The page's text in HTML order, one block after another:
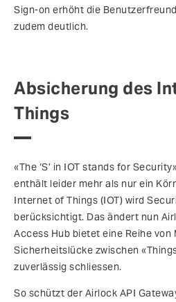
Sign-on erhöht die
zudem deutlich.
Absicherung des
Things
«The ‘S’ in IOT stands for
enthält leider mehr als nur ein
Internet of Things (IOT) wird
berücksichtigt. Das ändert nun
Access Hub bietet eine Reihe von
Sicherheitslücke zwischen
zuverlässig schliessen.
So schützt der Airlock API